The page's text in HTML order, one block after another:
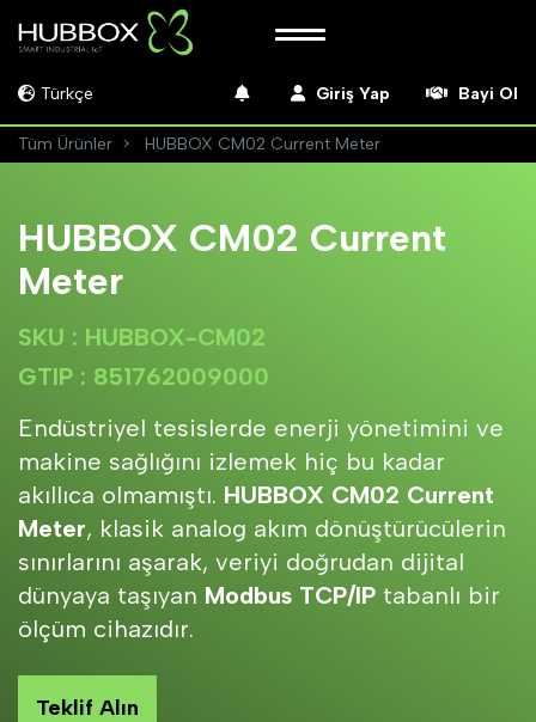
Türkçe Giriş Yap Bayi Ol
Tüm Ürünler HUBBOX CM02 Current Meter
HUBBOX CM02 Current
Meter
SKU : HUBBOX-CM02
GTIP : 851762009000
Endüstriyel tesislerde enerji yönetimini ve
makine sağlığını izlemek hiç bu kadar
akıllıca olmamıştı. HUBBOX CM02 Current
Meter, klasik analog akım dönüştürücülerin
sınırlarını aşarak, veriyi doğrudan dijital
dünyaya taşıyan Modbus TCP/IP tabanlı bir
ölçüm cihazıdır.
Teklif Alın